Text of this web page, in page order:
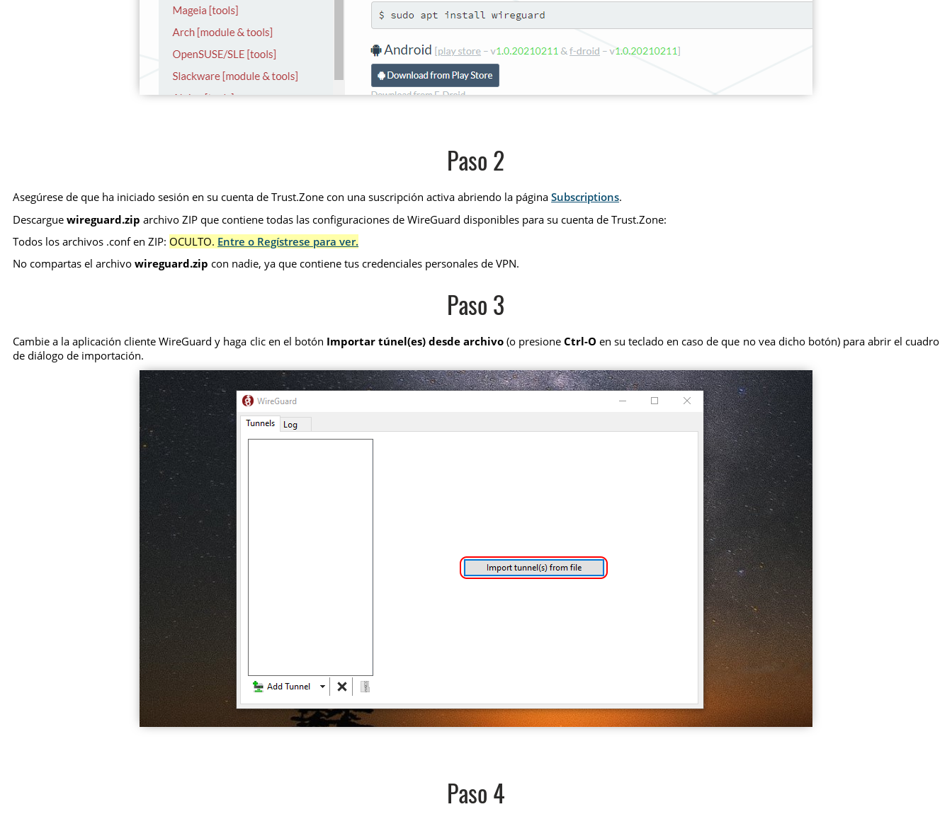
Paso 2
Asegúrese de que ha iniciado sesión en su cuenta de Trust.Zone con una suscripción activa abriendo la páginaSubscriptions.
Descarguewireguard.zip archivo ZIP que contiene todas las configuraciones de WireGuard disponibles para su cuenta de Trust.Zone:
Todos los archivos .conf en ZIP: OCULTO. Entre o Regístrese para ver.
No compartas el archivowireguard.zip con nadie, ya que contiene tus credenciales personales de VPN.
Paso 3
Cambie a la aplicación cliente WireGuard y haga clic en el botón Importar túnel(es) desde archivo(o presioneCtrl-O en su teclado en caso de que no vea dicho botón) para abrir el cuadro
de diálogo de importación.
Paso 4